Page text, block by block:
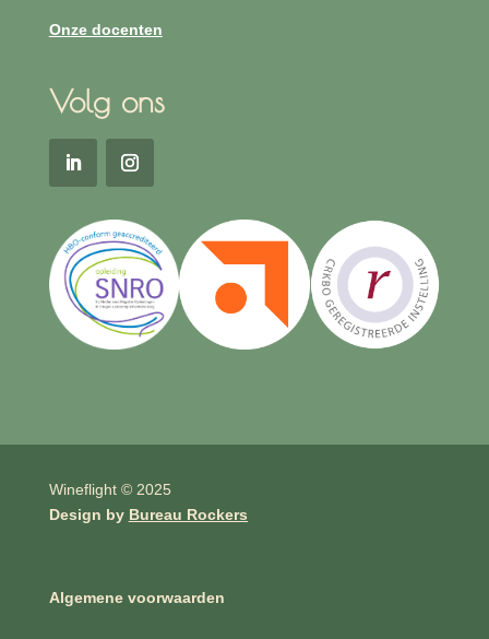
Onze docenten
Volg ons
Wineflight © 2025
Design by Bureau Rockers
Algemene voorwaarden